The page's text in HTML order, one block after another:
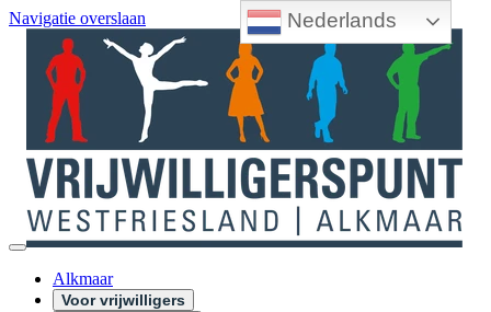
Nederlands
Navigatie overslaan
Alkmaar
Voor vrijwilligers